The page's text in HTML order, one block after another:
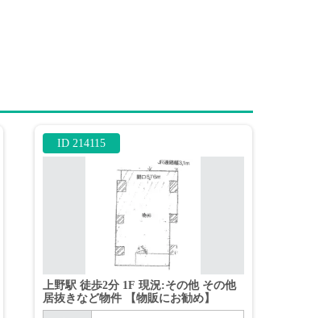
ID 214115
上野駅 徒歩2分 1F 現況:その他 その他
居抜きなど物件 【物販にお勧め】